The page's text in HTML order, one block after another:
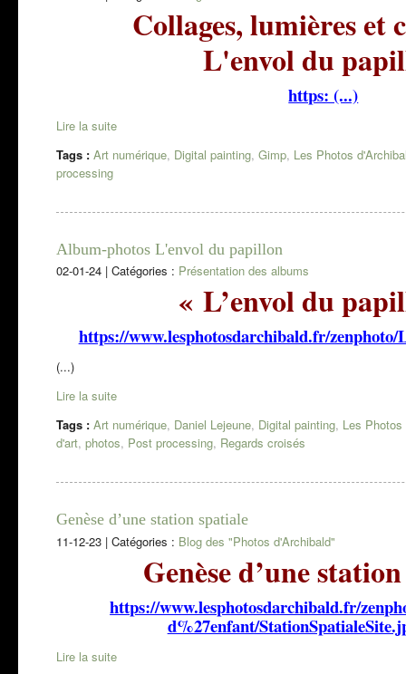
Collages, lumières et
L'envol du
https: (...)
Lire la suite
Tags : Art numérique, Digital painting, Gimp, Les Photos
processing
Album-photos L'envol du papillon
02-01-24 | Catégories : Présentation des albums
« L’envol du
https://www.lesphotosdarchibald.fr/
(...)
Lire la suite
Tags : Art numérique, Daniel Lejeune, Digital painting, Les
d'art, photos, Post processing, Regards croisés
Genèse d’une station spatiale
11-12-23 | Catégories : Blog des "Photos d'Archibald"
Genèse d’une
https://www.lesphotosdarchibald.fr/
d%27enfant/
Lire la suite